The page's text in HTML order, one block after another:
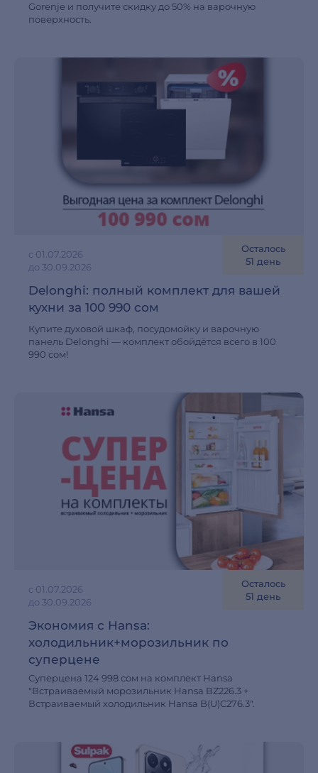
Gorenje и получите скидку до 50% на варочную
поверхность.
с 01.07.2026
до 30.09.2026
Осталось
51 день
Delonghi: полный комплект для вашей
кухни за 100 990 сом
Купите духовой шкаф, посудомойку и варочную
панель Delonghi — комплект обойдётся всего в 100
990 сом!
с 01.07.2026
до 30.09.2026
Осталось
51 день
Экономия с Hansa:
холодильник+морозильник по
суперцене
Суперцена 124 998 сом на комплект Hansa
"Встраиваемый морозильник Hansa BZ226.3 +
Встраиваемый холодильник Hansa B(U)C276.3".